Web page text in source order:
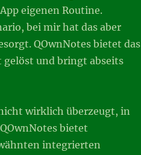
eigenen Routine.
bei mir hat das aber
QOwnNotes bietet das
und bringt abseits
wirklich überzeugt, in
bietet
integrierten